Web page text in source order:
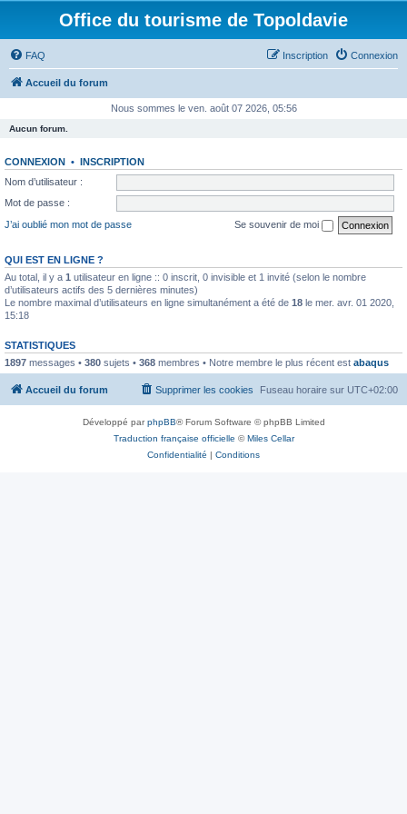
Office du tourisme de Topoldavie
FAQ Connexion
Inscription
Accueil du forum
Nous sommes le ven. août 07 2026, 05:56
Aucun forum.
CONNEXION • INSCRIPTION
Nom d’utilisateur :
Mot de passe :
J’ai oublié mon mot de passe
Se souvenir de moi
QUI EST EN LIGNE ?
Au total, il y a 1 utilisateur en ligne :: 0 inscrit, 0 invisible et 1 invité (selon le nombre
d’utilisateurs actifs des 5 dernières minutes)
Le nombre maximal d’utilisateurs en ligne simultanément a été de 18 le mer. avr. 01 2020,
15:18
STATISTIQUES
1897 messages • 380 sujets • 368 membres • Notre membre le plus récent est abaqus
Accueil du forum Fuseau horaire sur UTC+02:00
Supprimer les cookies
Développé parphpBB® Forum Software © phpBB Limited
Traduction française officielle ©Miles Cellar
Confidentialité | Conditions